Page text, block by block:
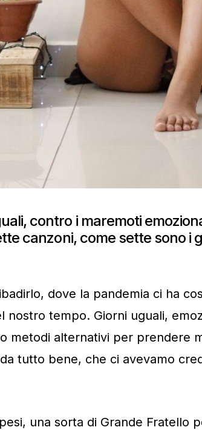
contro i maremoti
canzoni, come sette sono i
dove la pandemia ci ha
nostro tempo. Giorni uguali,
metodi alternativi per prendere
tutto bene, che ci avevamo
una sorta di Grande Fratello